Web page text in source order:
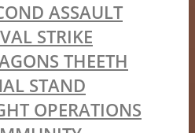
ASSAULT
STRIKE
THEETH
STAND
OPERATIONS